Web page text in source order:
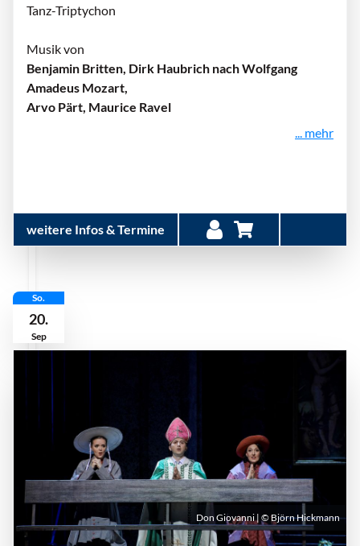
Tanz-Triptychon
Musik von
Benjamin Britten, Dirk Haubrich nach Wolfgang
Amadeus Mozart,
Arvo Pärt, Maurice Ravel
... mehr
weitere Infos & Termine
So.
20.
Sep
Don Giovanni | © Björn Hickmann